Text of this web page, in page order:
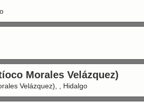
Morales Velázquez)
Velázquez), , Hidalgo